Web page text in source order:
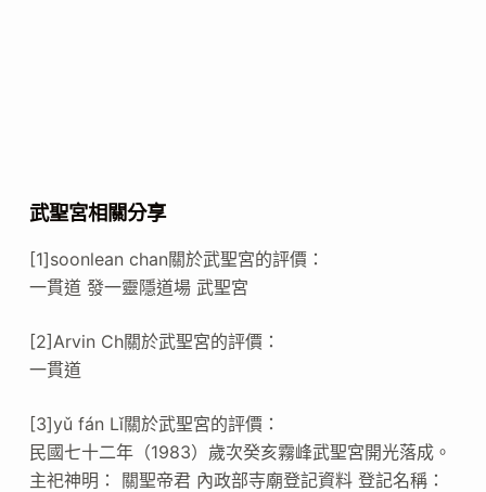
武聖宮相關分享
[1]soonlean chan關於武聖宮的評價：
一貫道 發一靈隱道場 武聖宮
[2]Arvin Ch關於武聖宮的評價：
一貫道
[3]yǔ fán Lǐ關於武聖宮的評價：
民國七十二年（1983）歲次癸亥霧峰武聖宮開光落成。
主祀神明： 關聖帝君 內政部寺廟登記資料 登記名稱：